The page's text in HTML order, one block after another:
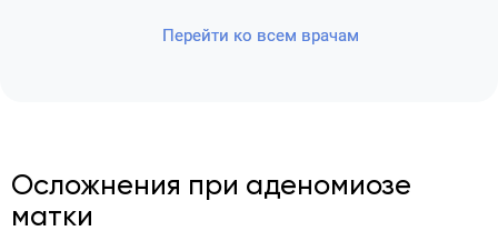
Перейти ко всем врачам
Осложнения при аденомиозе
матки